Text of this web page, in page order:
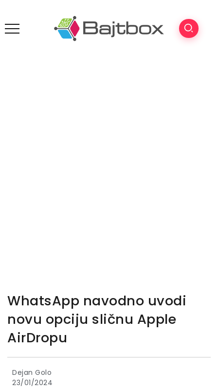
WhatsApp navodno uvodi
novu opciju sličnu Apple
AirDropu
Dejan Golo
23/01/2024